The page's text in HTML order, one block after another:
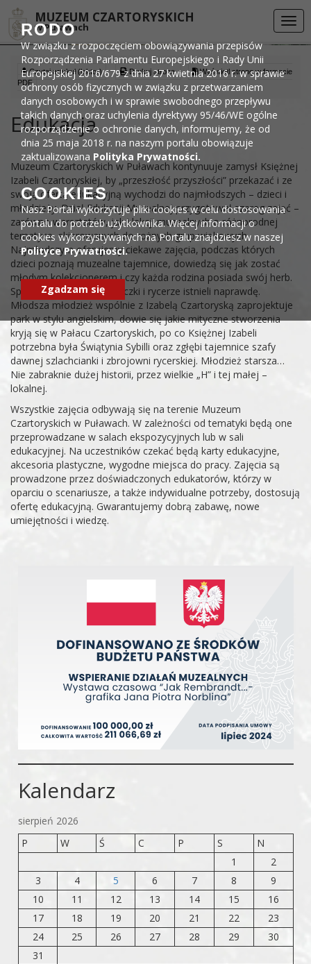
DEKLARACJA DOSTĘPNOŚCI
MUZEUM CZARTORYSKICH
w Puławach
Czytaj artykuł (lektor) Drukuj stronę
Wyświetl stronę w formacie
PDF
Edukacja
Muzeum Czartoryskich w Puławach kontynuuje zamysł Księżnej
Izabeli Czartoryskiej, by „przeszłość przyszłości” przekazać i ze
swoją ofertą edukacyjną wychodzi do najmłodszych – dzieci i
młodzieży. Dział Edukacji Muzealnej przygotował szereg zajęć –
zarówno warsztatów, jak i lekcji muzealnych o różnorodnej
tematyce, skierowanych do rożnych grup wiekowych.
Najmłodszym oferujemy ciekawe zajęcia, podczas których
dzieci poznają muzealne tajemnice, dowiedzą się jak zostać
młodym kolekcjonerem i czy każda rodzina posiada swój herb.
Sprawdzą też, czy księżniczki i rycerze istnieli naprawdę.
Młodsza młodzież wspólnie z Izabelą Czartoryską zaprojektuje
park w stylu angielskim, dowie się jakie mityczne stworzenia
kryją się w Pałacu Czartoryskich, po co Księżnej Izabeli
potrzebna była Świątynia Sybilli oraz zgłębi tajemnice szafy
dawnej szlachcianki i zbrojowni rycerskiej. Młodzież starsza…
Nie zabraknie dużej historii, przez wielkie „H” i tej małej –
lokalnej.
Wszystkie zajęcia odbywają się na terenie Muzeum
Czartoryskich w Puławach. W zależności od tematyki będą one
przeprowadzane w salach ekspozycyjnych lub w sali
edukacyjnej. Na uczestników czekać będą karty edukacyjne,
akcesoria plastyczne, wygodne miejsca do pracy. Zajęcia są
prowadzone przez doświadczonych edukatorów, którzy w
oparciu o scenariusze, a także indywidualne potrzeby, dostosują
ofertę edukacyjną. Gwarantujemy dobrą zabawę, nowe
umiejętności i wiedzę.
Kalendarz
sierpień 2026
P
W Ś C P S
N
1
2
3
4 5 6 7 8
9
10
11 12 13 14 15
16
17
18 19 20 21 22
23
24
25 26 27 28 29
30
31
RODO
W związku z rozpoczęciem obowiązywania przepisów
Rozporządzenia Parlamentu Europejskiego i Rady Unii
Europejskiej 2016/679 z dnia 27 kwietnia 2016 r. w sprawie
ochrony osób fizycznych w związku z przetwarzaniem
danych osobowych i w sprawie swobodnego przepływu
takich danych oraz uchylenia dyrektywy 95/46/WE ogólne
rozporządzenie o ochronie danych, informujemy, że od
dnia 25 maja 2018 r. na naszym portalu obowiązuje
zaktualizowana Polityka Prywatności.
COOKIES
Nasz Portal wykorzytuje pliki cookies w celu dostosowania
portalu do potrzeb użytkownika. Więcej informacji o
cookies wykorzystywanych na Portalu znajdziesz w naszej
Polityce Prywatności.
Zgadzam się